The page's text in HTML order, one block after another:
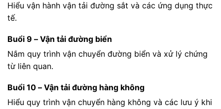
Hiểu vận hành vận tải đường sắt và các ứng dụng thực
tế.
Buổi 9 – Vận tải đường biển
Nắm quy trình vận chuyển đường biển và xử lý chứng
từ liên quan.
Buổi 10 – Vận tải đường hàng không
Hiểu quy trình vận chuyển hàng không và các lưu ý khi